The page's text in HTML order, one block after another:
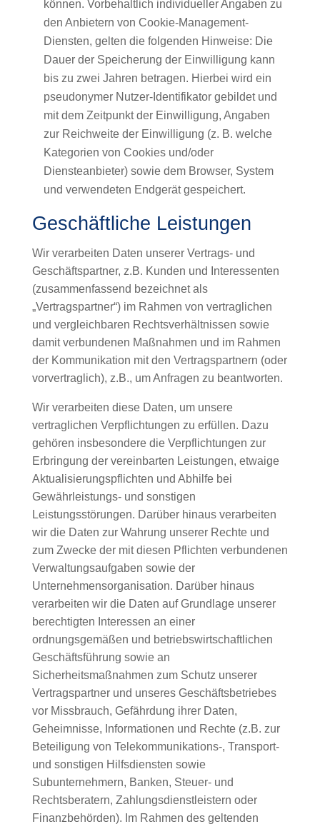
können. Vorbehaltlich individueller Angaben zu
den Anbietern von Cookie-Management-
Diensten, gelten die folgenden Hinweise: Die
Dauer der Speicherung der Einwilligung kann
bis zu zwei Jahren betragen. Hierbei wird ein
pseudonymer Nutzer-Identifikator gebildet und
mit dem Zeitpunkt der Einwilligung, Angaben
zur Reichweite der Einwilligung (z. B. welche
Kategorien von Cookies und/oder
Diensteanbieter) sowie dem Browser, System
und verwendeten Endgerät gespeichert.
Geschäftliche Leistungen
Wir verarbeiten Daten unserer Vertrags- und
Geschäftspartner, z.B. Kunden und Interessenten
(zusammenfassend bezeichnet als
„Vertragspartner“) im Rahmen von vertraglichen
und vergleichbaren Rechtsverhältnissen sowie
damit verbundenen Maßnahmen und im Rahmen
der Kommunikation mit den Vertragspartnern (oder
vorvertraglich), z.B., um Anfragen zu beantworten.
Wir verarbeiten diese Daten, um unsere
vertraglichen Verpflichtungen zu erfüllen. Dazu
gehören insbesondere die Verpflichtungen zur
Erbringung der vereinbarten Leistungen, etwaige
Aktualisierungspflichten und Abhilfe bei
Gewährleistungs- und sonstigen
Leistungsstörungen. Darüber hinaus verarbeiten
wir die Daten zur Wahrung unserer Rechte und
zum Zwecke der mit diesen Pflichten verbundenen
Verwaltungsaufgaben sowie der
Unternehmensorganisation. Darüber hinaus
verarbeiten wir die Daten auf Grundlage unserer
berechtigten Interessen an einer
ordnungsgemäßen und betriebswirtschaftlichen
Geschäftsführung sowie an
Sicherheitsmaßnahmen zum Schutz unserer
Vertragspartner und unseres Geschäftsbetriebes
vor Missbrauch, Gefährdung ihrer Daten,
Geheimnisse, Informationen und Rechte (z.B. zur
Beteiligung von Telekommunikations-, Transport-
und sonstigen Hilfsdiensten sowie
Subunternehmern, Banken, Steuer- und
Rechtsberatern, Zahlungsdienstleistern oder
Finanzbehörden). Im Rahmen des geltenden